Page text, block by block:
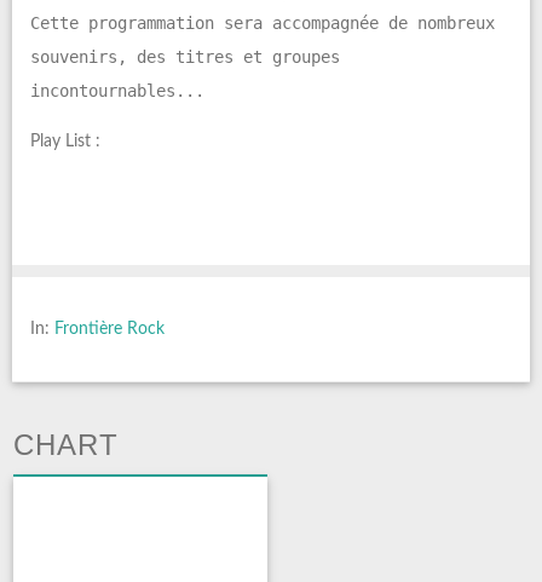
Cette programmation sera accompagnée de nombreux
souvenirs, des titres et groupes
incontournables...
Play List :
In: Frontière Rock
CHART